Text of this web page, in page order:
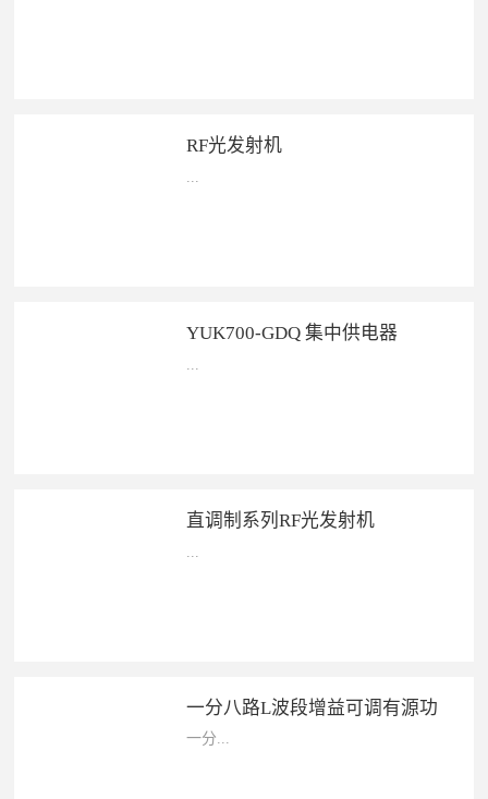
RF光发射机
YUK700-GDQ 集中供电器
直调制系列RF光发射机
一分八路L波段增益可调有源功
分器
一分...